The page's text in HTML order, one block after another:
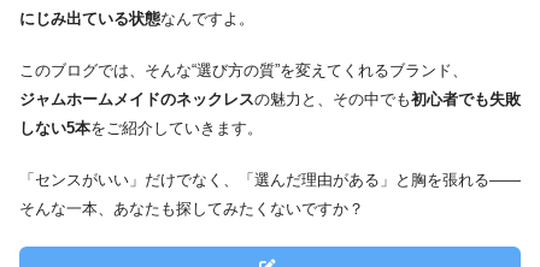
にじみ出ている状態なんですよ。
このブログでは、そんな“選び方の質”を変えてくれるブランド、
ジャムホームメイドのネックレスの魅力と、その中でも初心者でも失敗
しない5本をご紹介していきます。
「センスがいい」だけでなく、「選んだ理由がある」と胸を張れる——
そんな一本、あなたも探してみたくないですか？